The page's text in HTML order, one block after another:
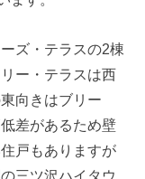
ズ・テラスの2棟
ー・テラスは西
向きはブリー
差があるため壁
戸もありますが
三ツ沢ハイタウ